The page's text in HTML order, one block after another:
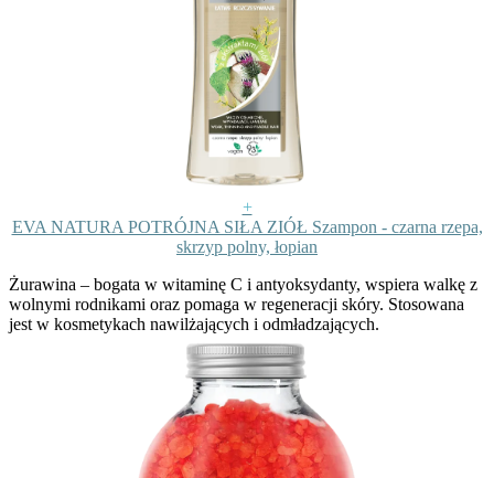
+
EVA NATURA POTRÓJNA SIŁA ZIÓŁ Szampon - czarna rzepa,
skrzyp polny, łopian
Żurawina – bogata w witaminę C i antyoksydanty, wspiera walkę z
wolnymi rodnikami oraz pomaga w regeneracji skóry. Stosowana
jest w kosmetykach nawilżających i odmładzających.